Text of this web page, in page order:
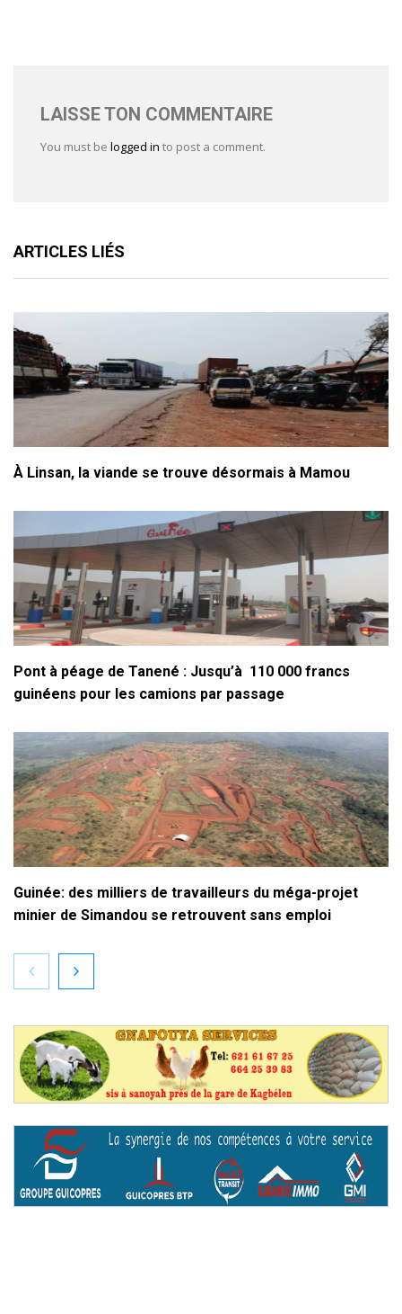
LAISSE TON COMMENTAIRE
You must be logged in to post a comment.
ARTICLES LIÉS
À Linsan, la viande se trouve désormais à Mamou
Pont à péage de Tanené : Jusqu’à 110 000 francs
guinéens pour les camions par passage
Guinée: des milliers de travailleurs du méga-projet
minier de Simandou se retrouvent sans emploi